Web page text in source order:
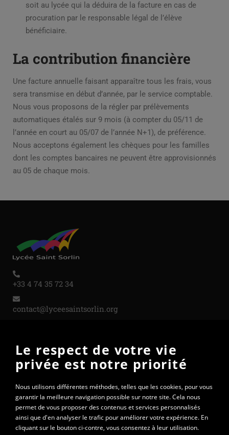
soit au lycée qui la déduira de la facture en cas de
procuration par le responsable légal de l’élève
bénéficiaire.
La contribution financière
Une facture annuelle faisant apparaître tous les frais, vous
sera transmise en début d’année, par le service comptable.
Nous vous proposons de la régler par prélèvements
automatiques étalés sur 9 mois (à compter du 05/11 de
l’année en court au 05/07 de l’année N+1), de préférence.
Nous acceptons également les chèques pour les familles
dont les comptes bancaires ne peuvent être approvisionnés
au 05 de chaque mois.
+33 4 74 35 72 34
contact@lyceesaintsorlin.org
PARTENAIRES
Le respect de votre vie
privée est notre priorité
Nous utilisons différentes méthodes, telles que les cookies, pour vous
garantir la meilleure navigation possible sur notre site. Cela nous
permet de vous proposer des contenus et services personnalisés
ainsi que d'en analyser le trafic pour améliorer votre expérience. En
cliquant sur le bouton ci-contre, vous consentez à leur utilisation.